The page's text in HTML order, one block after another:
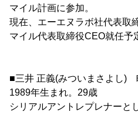
マイル計画に参加。
現在、エーエヌラボ社代表取
マイル代表取締役CEO就任予
■三井 正義(みついまさよし)
1989年生まれ。29歳
シリアルアントレプレナーと